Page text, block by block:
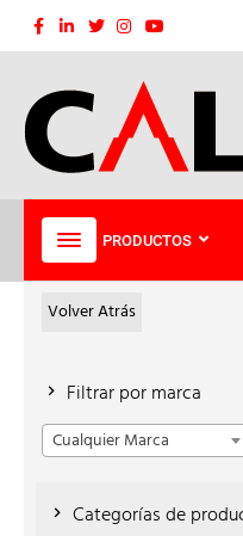
Saltar
PRODUCTOS
Volver Atrás
Filtrar por marca
Cualquier Marca
Categorías de